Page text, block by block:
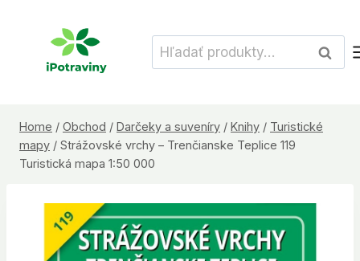
Hľadať:
Home / Obchod / Darčeky a suveníry / Knihy / Turistické
mapy / Strážovské vrchy – Trenčianske Teplice 119
Turistická mapa 1:50 000